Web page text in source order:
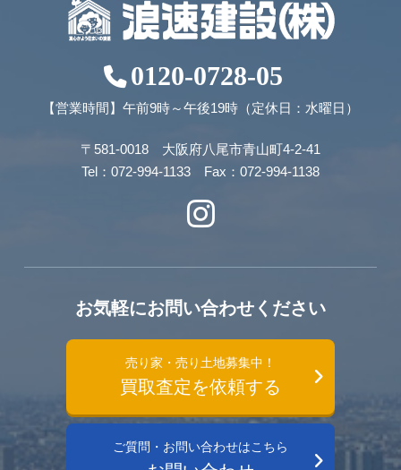
0120-0728-05
【営業時間】午前9時～午後19時（定休日：水曜日）
〒581-0018 大阪府八尾市青山町4-2-41
Tel：072-994-1133 Fax：072-994-1138
お気軽にお問い合わせください
売り家・売り土地募集中！
買取査定を依頼する
ご質問・お問い合わせはこちら